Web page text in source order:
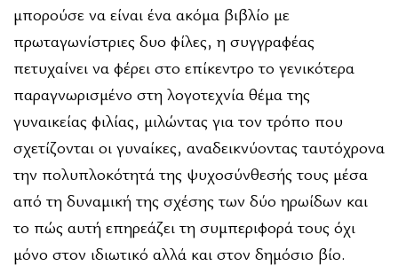
μπορούσε να είναι ένα ακόμα βιβλίο με
πρωταγωνίστριες δυο φίλες, η συγγραφέας
πετυχαίνει να φέρει στο επίκεντρο το γενικότερα
παραγνωρισμένο στη λογοτεχνία θέμα της
γυναικείας φιλίας, μιλώντας για τον τρόπο που
σχετίζονται οι γυναίκες, αναδεικνύοντας ταυτόχρονα
την πολυπλοκότητά της ψυχοσύνθεσής τους μέσα
από τη δυναμική της σχέσης των δύο ηρωίδων και
το πώς αυτή επηρεάζει τη συμπεριφορά τους όχι
μόνο στον ιδιωτικό αλλά και στον δημόσιο βίο.